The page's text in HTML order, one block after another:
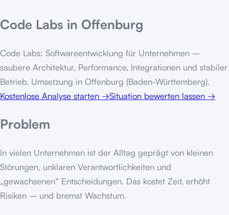
Code Labs in Offenburg
Code Labs: Softwareentwicklung für Unternehmen –
saubere Architektur, Performance, Integrationen und stabiler
Betrieb. Umsetzung in Offenburg (Baden-Württemberg).
Kostenlose Analyse starten →Situation bewerten lassen →
Problem
In vielen Unternehmen ist der Alltag geprägt von kleinen
Störungen, unklaren Verantwortlichkeiten und
„gewachsenen“ Entscheidungen. Das kostet Zeit, erhöht
Risiken – und bremst Wachstum.